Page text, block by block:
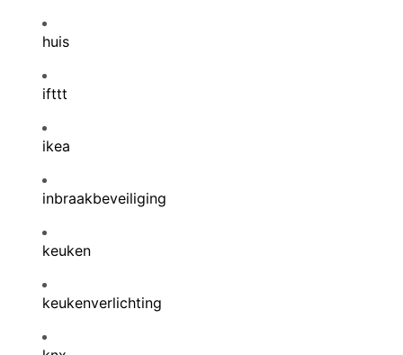
huis
ifttt
ikea
inbraakbeveiliging
keuken
keukenverlichting